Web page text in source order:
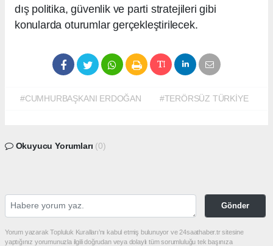
dış politika, güvenlik ve parti stratejileri gibi
konularda oturumlar gerçekleştirilecek.
#CUMHURBAŞKANI ERDOĞAN #TERÖRSÜZ TÜRKİYE
Okuyucu Yorumları (0)
Gönder
Yorum yazarak Topluluk Kuralları’nı kabul etmiş bulunuyor ve 24saathaber.tr sitesine
yaptığınız yorumunuzla ilgili doğrudan veya dolaylı tüm sorumluluğu tek başınıza